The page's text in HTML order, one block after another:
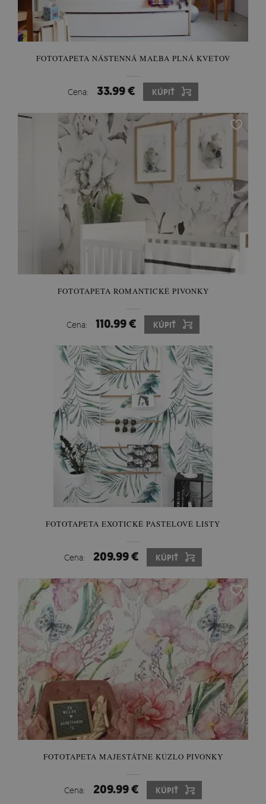
FOTOTAPETA NÁSTENNÁ MAĽBA PLNÁ KVETOV
Cena: 33.99 € KÚPIŤ
FOTOTAPETA ROMANTICKÉ PIVONKY
Cena: 110.99 € KÚPIŤ
FOTOTAPETA EXOTICKÉ PASTELOVÉ LISTY
Cena: 209.99 € KÚPIŤ
FOTOTAPETA MAJESTÁTNE KÚZLO PIVONKY
Cena: 209.99 € KÚPIŤ